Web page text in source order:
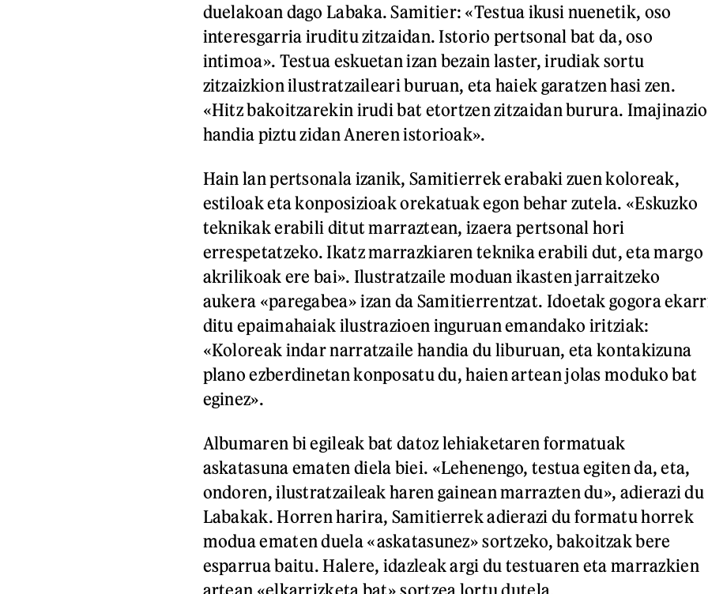
duelakoan dago Labaka. Samitier: «Testua ikusi nuenetik, oso
interesgarria iruditu zitzaidan. Istorio pertsonal bat da, oso
intimoa». Testua eskuetan izan bezain laster, irudiak sortu
zitzaizkion ilustratzaileari buruan, eta haiek garatzen hasi zen.
«Hitz bakoitzarekin irudi bat etortzen zitzaidan burura. Imajinazio
handia piztu zidan Aneren istorioak».
Hain lan pertsonala izanik, Samitierrek erabaki zuen koloreak,
estiloak eta konposizioak orekatuak egon behar zutela. «Eskuzko
teknikak erabili ditut marraztean, izaera pertsonal hori
errespetatzeko. Ikatz marrazkiaren teknika erabili dut, eta margo
akrilikoak ere bai». Ilustratzaile moduan ikasten jarraitzeko
aukera «paregabea» izan da Samitierrentzat. Idoetak gogora
ditu epaimahaiak ilustrazioen inguruan emandako iritziak:
«Koloreak indar narratzaile handia du liburuan, eta kontakizuna
plano ezberdinetan konposatu du, haien artean jolas moduko bat
eginez».
Albumaren bi egileak bat datoz lehiaketaren formatuak
askatasuna ematen diela biei. «Lehenengo, testua egiten da, eta,
ondoren, ilustratzaileak haren gainean marrazten du», adierazi du
Labakak. Horren harira, Samitierrek adierazi du formatu horrek
modua ematen duela «askatasunez» sortzeko, bakoitzak bere
esparrua baitu. Halere, idazleak argi du testuaren eta marrazkien
artean «elkarrizketa bat» sortzea lortu dutela.